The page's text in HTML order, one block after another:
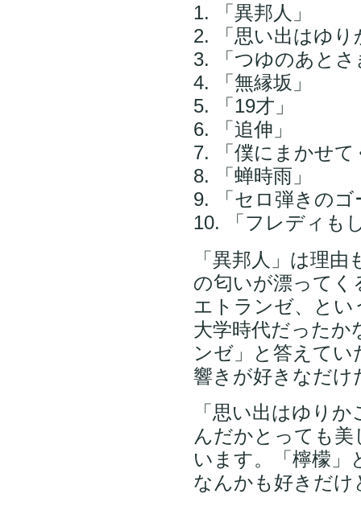
1. 「異邦人」
2. 「思い出はゆり
3. 「つゆのあとさ
4. 「無縁坂」
5. 「19才」
6. 「追伸」
7. 「僕にまかせ
8. 「蝉時雨」
9. 「セロ弾きのゴ
10. 「フレディも
「異邦人」は理
の匂いが漂ってく
エトランゼ、と
大学時代だったか
ンゼ」と答えてい
響きが好きなだ
「思い出はゆり
んだかとっても
います。「檸檬」
なんかも好きだけ